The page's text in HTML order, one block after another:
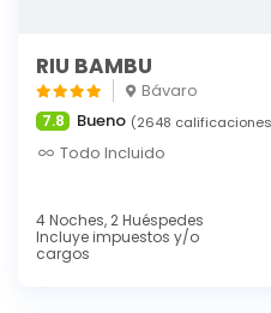
RIU BAMBU
Bávaro
7.8 Bueno (2648
Todo Incluido
4 Noches, 2 Huéspedes
Incluye impuestos y/o
cargos